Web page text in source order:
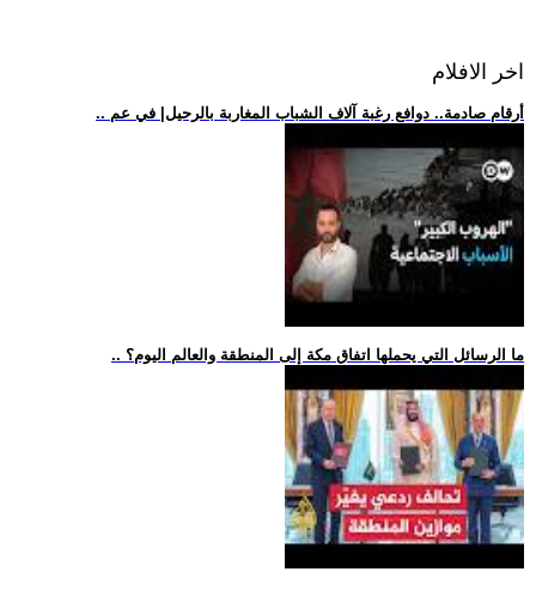
اخر الافلام
.. أرقام صادمة.. دوافع رغبة آلاف الشباب المغاربة بالرحيل| في عم
.. ما الرسائل التي يحملها اتفاق مكة إلى المنطقة والعالم اليوم؟